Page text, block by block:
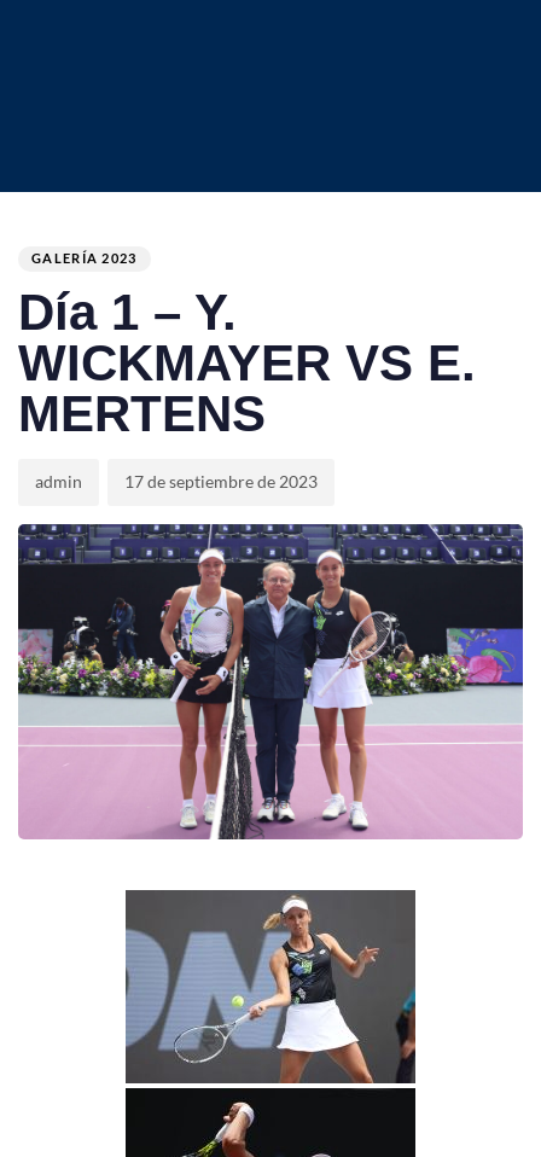
IN:
GALERÍA 2023
Día 1 – Y.
WICKMAYER VS E.
MERTENS
admin
on:
17 de septiembre de 2023